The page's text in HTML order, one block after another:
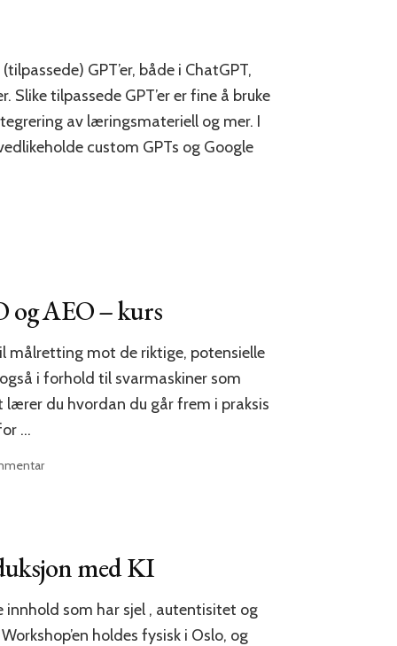
GPT’er, både i ChatGPT,
tilpassede GPT’er er fine å bruke
av læringsmateriell og mer. I
custom GPTs og Google
og AEO – kurs
målretting mot de riktige, potensielle
i forhold til svarmaskiner som
lærer du hvordan du går frem i praksis
…
til
og
AEO
kurs
med KI
innhold som har sjel , autentisitet og
holdes fysisk i Oslo, og